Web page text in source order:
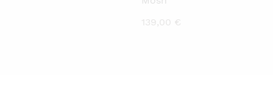
139,00 €